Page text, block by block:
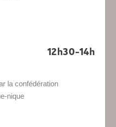
12h30-14h
la confédération
nique